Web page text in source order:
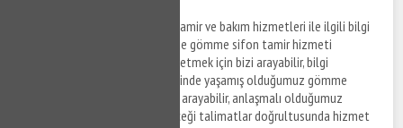
Basınevleri gömme rezervuar tamir ve bakım hizmetleri ile ilgili bilgi
almak ve Basınevleri bölgesinde gömme sifon tamir hizmeti
hakkında destek taleplerinizi iletmek için bizi arayabilir, bilgi
alabilirsiniz. Basınevleri bölgesinde yaşamış olduğumuz gömme
rezervuar sorunları ile ilgili bizi arayabilir, anlaşmalı olduğumuz
firmaların personellerinin vereceği talimatlar doğrultusunda hizmet